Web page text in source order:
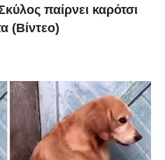
παίρνει καρότσι
(Βίντεο)